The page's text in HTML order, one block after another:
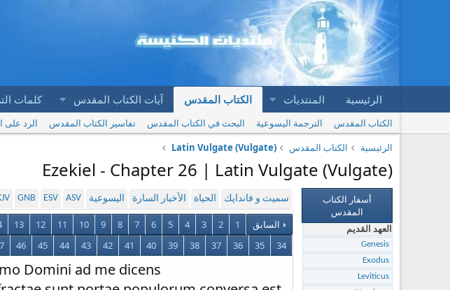
الرئيسية المنتديات الكتاب المقدس آيات الكتاب المقدس كلمات
الكتاب المقدس الترجمة اليسوعية البحث في الكتاب المقدس تفاسير الكتاب المقدس الرد على
الرئيسية
الكتاب المقدس Latin Vulgate (Vulgate)
Ezekiel - Chapter 26 | Latin Vulgate (Vulgate)
سميث و فاندايك الحياة الأخبار السارة اليسوعية ASV
ESV
GNB
السابق 1
2
3
4
5
6
7
8
9
10
11
12
13
34
35
36
37
38
39
40
41
42
43
44
45
46
Domini ad me dicens
أسفار الكتاب
المقدس
العهد القديم
Genesis
Exodus
Leviticus